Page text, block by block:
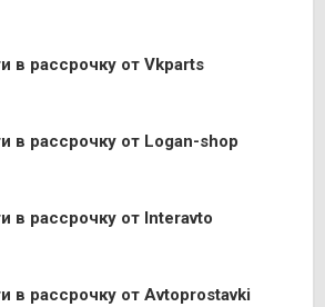
в рассрочку от Vkparts
в рассрочку от Logan-shop
в рассрочку от Interavto
в рассрочку от Avtoprostavki